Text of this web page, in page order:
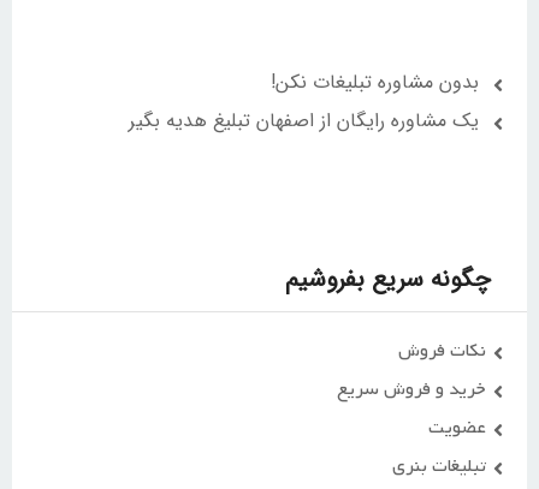
بدون مشاوره تبلیغات نکن!
یک مشاوره رایگان از اصفهان تبلیغ هدیه بگیر
چگونه سریع بفروشیم
نکات فروش
خرید و فروش سریع
عضویت
تبلیغات بنری